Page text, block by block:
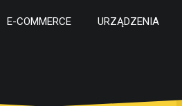
E-COMMERCE URZĄDZENIA